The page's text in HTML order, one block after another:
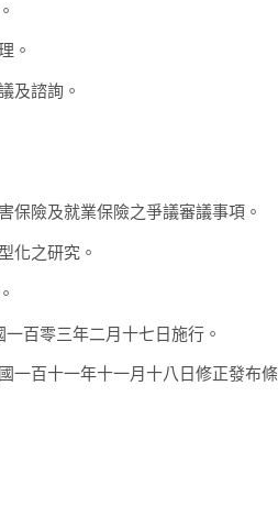
。
及諮詢。
保險及就業保險之爭議審議事項。
化之研究。
百零三年二月十七日施行。
百十一年十一月十八日修正發布條